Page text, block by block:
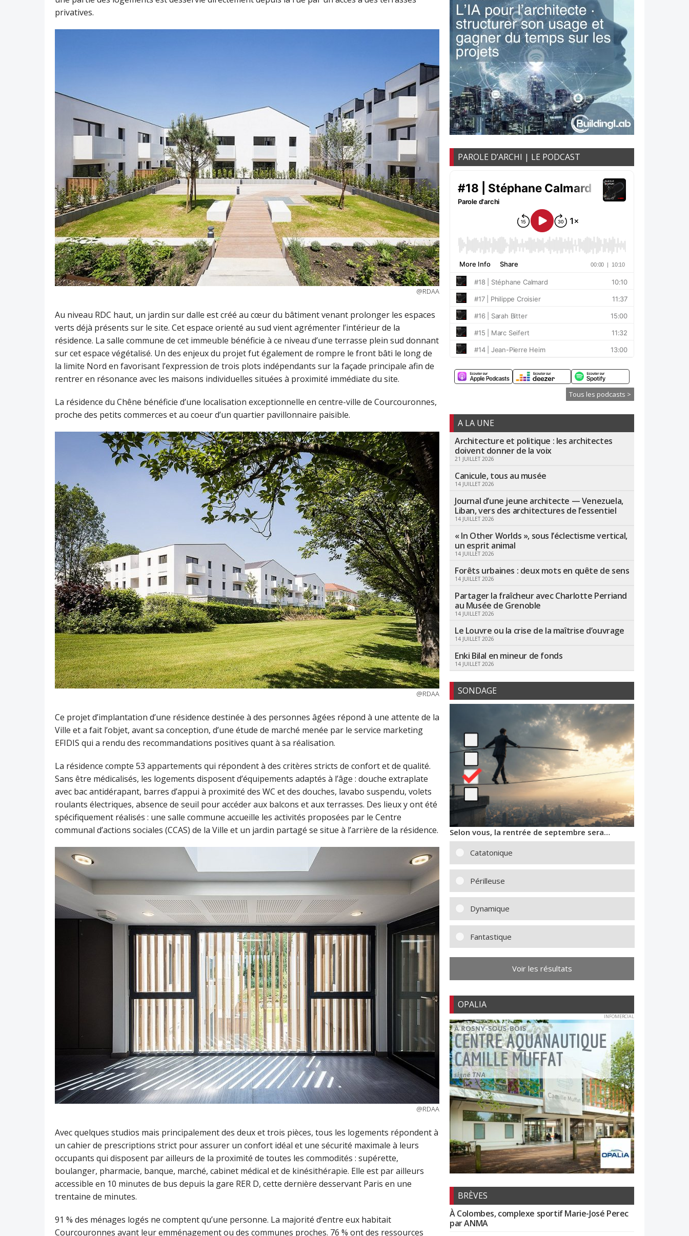
privatives.
@RDAA
Au niveau RDC haut, un jardin sur dalle est créé au cœur du bâtiment venant prolonger les espaces
verts déjà présents sur le site. Cet espace orienté au sud vient agrémenter l’intérieur de la
résidence. La salle commune de cet immeuble bénéficie à ce niveau d’une terrasse plein sud donnant
sur cet espace végétalisé. Un des enjeux du projet fut également de rompre le front bâti le long de
la limite Nord en favorisant l’expression de trois plots indépendants sur la façade principale afin de
rentrer en résonance avec les maisons individuelles situées à proximité immédiate du site.
La résidence du Chêne bénéficie d’une localisation exceptionnelle en centre-ville de Courcouronnes,
proche des petits commerces et au coeur d’un quartier pavillonnaire paisible.
@RDAA
Ce projet d’implantation d’une résidence destinée à des personnes âgées répond à une attente de la
Ville et a fait l’objet, avant sa conception, d’une étude de marché menée par le service marketing
EFIDIS qui a rendu des recommandations positives quant à sa réalisation.
La résidence compte 53 appartements qui répondent à des critères stricts de confort et de qualité.
Sans être médicalisés, les logements disposent d’équipements adaptés à l’âge : douche extraplate
avec bac antidérapant, barres d’appui à proximité des WC et des douches, lavabo suspendu, volets
roulants électriques, absence de seuil pour accéder aux balcons et aux terrasses. Des lieux y ont été
spécifiquement réalisés : une salle commune accueille les activités proposées par le Centre
communal d’actions sociales (CCAS) de la Ville et un jardin partagé se situe à l’arrière de la résidence.
@RDAA
Avec quelques studios mais principalement des deux et trois pièces, tous les logements répondent à
un cahier de prescriptions strict pour assurer un confort idéal et une sécurité maximale à leurs
occupants qui disposent par ailleurs de la proximité de toutes les commodités : supérette,
boulanger, pharmacie, banque, marché, cabinet médical et de kinésithérapie. Elle est par ailleurs
accessible en 10 minutes de bus depuis la gare RER D, cette dernière desservant Paris en une
trentaine de minutes.
91 % des ménages logés ne comptent qu’une personne. La majorité d’entre eux habitait
Courcouronnes avant leur emménagement ou des communes proches. 76 % ont des ressources
PAROLE D’ARCHI | LE PODCAST
Tous les podcasts >
A LA UNE
Architecture et politique : les architectes
doivent donner de la voix
21 JUILLET 2026
Canicule, tous au musée
14 JUILLET 2026
Journal d’une jeune architecte — Venezuela,
Liban, vers des architectures de l’essentiel
14 JUILLET 2026
« In Other Worlds », sous l’éclectisme vertical,
un esprit animal
14 JUILLET 2026
Forêts urbaines : deux mots en quête de sens
14 JUILLET 2026
Partager la fraîcheur avec Charlotte Perriand
au Musée de Grenoble
14 JUILLET 2026
Le Louvre ou la crise de la maîtrise d’ouvrage
14 JUILLET 2026
Enki Bilal en mineur de fonds
14 JUILLET 2026
SONDAGE
Selon vous, la rentrée de septembre sera…
Catatonique
Périlleuse
Dynamique
Fantastique
Voir les résultats
OPALIA
INFOMERCIAL
BRÈVES
À Colombes, complexe sportif Marie-José Perec
par ANMA